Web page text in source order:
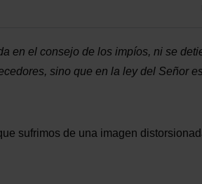
en el consejo de los impíos, ni se
sino que en la ley del Señor
sufrimos de una imagen